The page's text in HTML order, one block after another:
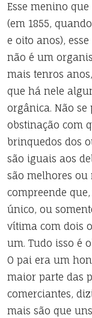
Esse menino
(em 1855,
e oito anos),
não é um
mais tenros
que há nele
orgânica. Não
obstinação com
brinquedos dos
são iguais aos
são melhores ou
compreende
único, ou
vítima com dois
um. Tudo isso é
O pai era um
maior parte das
comerciantes,
mais são que